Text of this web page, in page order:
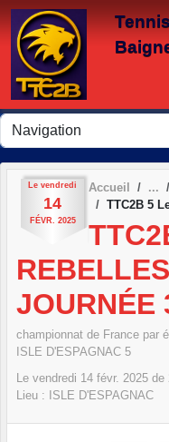
Le vendredi
14
FÉVR. 2025
Accueil
TTC2B 5
JOURNÉE
championnat de France par
ISLE D'ESPAGNAC 5
Le vendredi 14 févr. 2025 de
Lieu : ISLE D'ESPAGNAC
Panneau de gestion des